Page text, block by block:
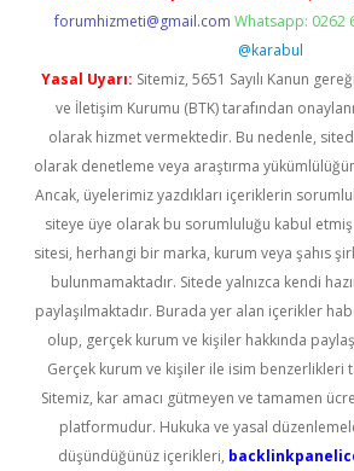
forumhizmeti@gmail.com Whatsapp: 0262
@karabul
Yasal Uyarı: Sitemiz, 5651 Sayılı Kanun
ve İletişim Kurumu (BTK) tarafından
olarak hizmet vermektedir. Bu nedenle,
olarak denetleme veya araştırma
Ancak, üyelerimiz yazdıkları içeriklerin
siteye üye olarak bu sorumluluğu kabul etmiş
sitesi, herhangi bir marka, kurum veya şahıs
bulunmamaktadır. Sitede yalnızca kendi
paylaşılmaktadır. Burada yer alan içerikler
olup, gerçek kurum ve kişiler hakkında
Gerçek kurum ve kişiler ile isim benzerlikleri
Sitemiz, kar amacı gütmeyen ve tamamen
platformudur. Hukuka ve yasal
düşündüğünüz içerikleri,